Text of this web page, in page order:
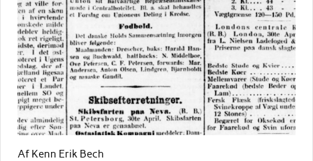
Af Kenn Erik Bech